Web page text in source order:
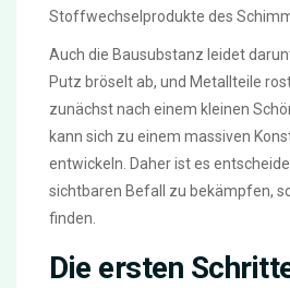
Stoffwechselprodukte des
Auch die Bausubstanz leidet
Putz bröselt ab, und Metallteile
zunächst nach einem kleinen
kann sich zu einem massiven
entwickeln. Daher ist es
sichtbaren Befall zu bekämpfen,
finden.
Die ersten